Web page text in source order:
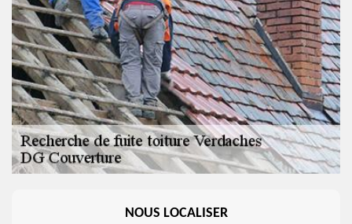
NOUS LOCALISER